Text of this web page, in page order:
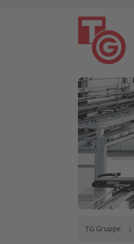
TG Gruppe